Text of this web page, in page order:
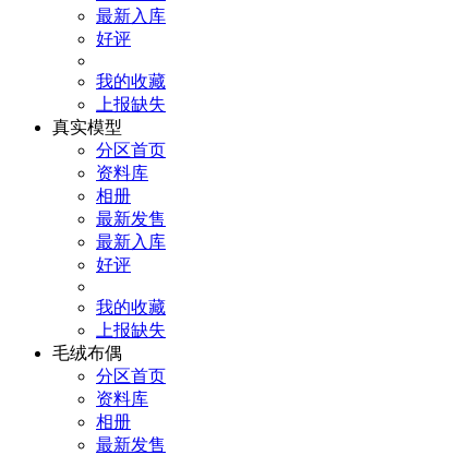
最新入库
好评
我的收藏
上报缺失
真实模型
分区首页
资料库
相册
最新发售
最新入库
好评
我的收藏
上报缺失
毛绒布偶
分区首页
资料库
相册
最新发售